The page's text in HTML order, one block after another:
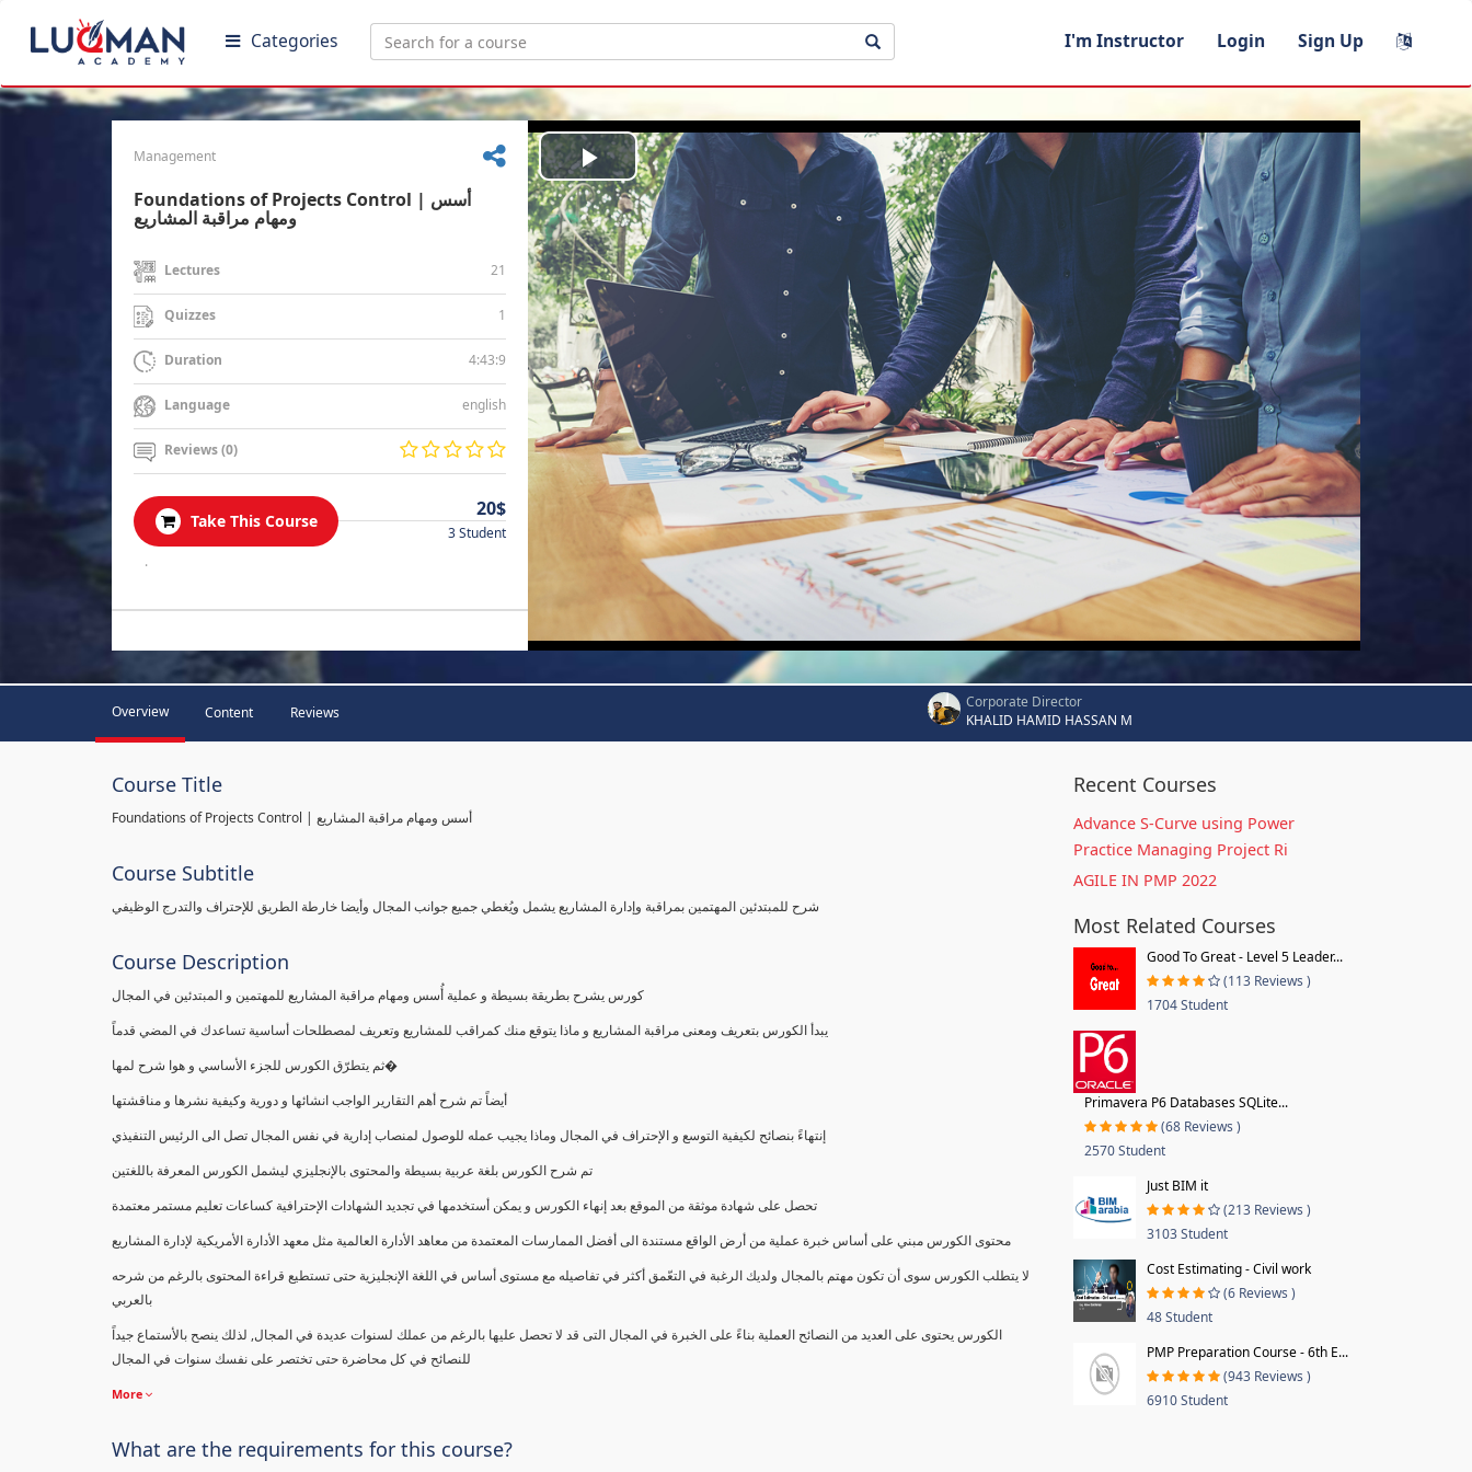
Categories I'm Instructor Login Sign Up
Management
Foundations of Projects Control | أسس
ومهام مراقبة المشاريع
Lectures 21
Quizzes 1
Duration 4:43:9
Language english
Reviews (0)
Take This Course
20$
3 Student
.
Play
Video
Overview Content Reviews
Corporate Director
KHALID HAMID HASSAN M
Course Title
Foundations of Projects Control | أسس ومهام مراقبة المشاريع
Course Subtitle
شرح للمبتدئين المهتمين بمراقبة وإدارة المشاريع يشمل ويُغطي جميع جوانب المجال وأيضا خارطة الطريق للإحتراف والتدرج الوظيفي
Course Description
كورس يشرح بطريقة بسيطة و عملية أُسس ومهام مراقبة المشاريع للمهتمين و المبتدئين في المجال
يبدأ الكورس بتعريف ومعنى مراقبة المشاريع و ماذا يتوقع منك كمراقب للمشاريع وتعريف لمصطلحات أساسية تساعدك في المضي قدماً
ثم يتطرّق الكورس للجزء الأساسي و هوا شرح لمها�
أيضاً تم شرح أهم التقارير الواجب انشائها و دورية وكيفية نشرها و مناقشتها
إنتهاءً بنصائح لكيفية التوسع و الإحتراف في المجال وماذا يجيب عمله للوصول لمنصاب إدارية في نفس المجال تصل الى الرئيس التنفيذي
تم شرح الكورس بلغة عربية بسيطة والمحتوى بالإنجليزي ليشمل الكورس المعرفة باللغتين
تحصل على شهادة موثقة من الموقع بعد إنهاء الكورس و يمكن أستخدمها في تجديد الشهادات الإحترافية كساعات تعليم مستمر معتمدة
محتوى الكورس مبني على أساس خبرة عملية من أرض الواقع مستندة الى أفضل الممارسات المعتمدة من معاهد الأدارة العالمية مثل معهد الأدارة الأمريكية لإدارة المشاريع
لا يتطلب الكورس سوى أن تكون مهتم بالمجال ولديك الرغبة في التعّمق أكثر في تفاصيله مع مستوى أساس في اللغة الإنجليزية حتى تستطيع قراءة المحتوى بالرغم من شرحه
بالعربي
الكورس يحتوى على العديد من النصائح العملية بناءً على الخبرة في المجال التى قد لا تحصل عليها بالرغم من عملك لسنوات عديدة في المجال, لذلك ينصح بالأستماع جيداً
للنصائح في كل محاضرة حتى تختصر على نفسك سنوات في المجال
More
What are the requirements for this course?
Recent Courses
Advance S-Curve using Power
Practice Managing Project Ri
AGILE IN PMP 2022
Most Related Courses
Good To Great - Level 5 Leader...
(113 Reviews )
1704 Student
Primavera P6 Databases SQLite...
(68 Reviews )
2570 Student
Just BIM it
(213 Reviews )
3103 Student
Cost Estimating - Civil work
(6 Reviews )
48 Student
PMP Preparation Course - 6th E...
(943 Reviews )
6910 Student